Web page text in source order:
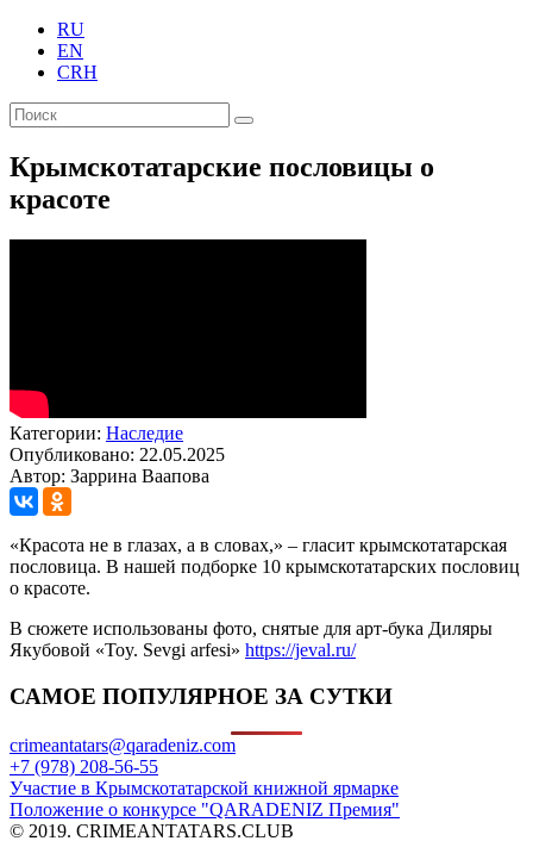
RU
EN
CRH
Крымскотатарские пословицы о
красоте
Категории: Наследие
Опубликовано: 22.05.2025
Автор: Заррина Ваапова
«Красота не в глазах, а в словах,» – гласит крымскотатарская
пословица. В нашей подборке 10 крымскотатарских пословиц
о красоте.
В сюжете использованы фото, снятые для арт-бука Диляры
Якубовой «Toy. Sevgi arfesi» https://jeval.ru/
САМОЕ ПОПУЛЯРНОЕ ЗА СУТКИ
crimeantatars@qaradeniz.com
+7 (978) 208-56-55
Участие в Крымскотатарской книжной ярмарке
Положение о конкурсе "QARADENIZ Премия"
© 2019. CRIMEANTATARS.CLUB